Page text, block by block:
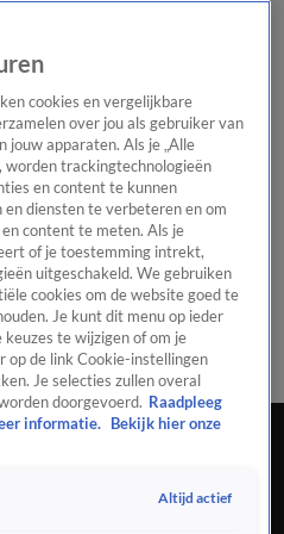
Dag Onze categorieën Laatste
Dag Podcast
de
PanelContact
179
cookies en vergelijkbare
over jou als gebruiker van
jouw apparaten. Als je „Alle
worden trackingtechnologieën
en content te kunnen
en diensten te verbeteren en om
content te meten. Als je
of je toestemming intrekt,
uitgeschakeld. We gebruiken
cookies om de website goed te
Je kunt dit menu op ieder
te wijzigen of om je
de link Cookie-instellingen
Je selecties zullen overal
doorgevoerd. Raadpleeg
informatie.
Bekijk hier onze
Altijd actief